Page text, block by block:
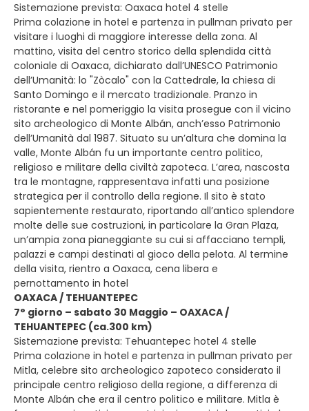
Sistemazione prevista: Oaxaca hotel 4 stelle
Prima colazione in hotel e partenza in pullman privato per
visitare i luoghi di maggiore interesse della zona. Al
mattino, visita del centro storico della splendida città
coloniale di Oaxaca, dichiarato dall’UNESCO Patrimonio
dell’Umanità: lo "Zòcalo" con la Cattedrale, la chiesa di
Santo Domingo e il mercato tradizionale. Pranzo in
ristorante e nel pomeriggio la visita prosegue con il vicino
sito archeologico di Monte Albán, anch’esso Patrimonio
dell’Umanità dal 1987. Situato su un’altura che domina la
valle, Monte Albán fu un importante centro politico,
religioso e militare della civiltà zapoteca. L’area, nascosta
tra le montagne, rappresentava infatti una posizione
strategica per il controllo della regione. Il sito è stato
sapientemente restaurato, riportando all’antico splendore
molte delle sue costruzioni, in particolare la Gran Plaza,
un’ampia zona pianeggiante su cui si affacciano templi,
palazzi e campi destinati al gioco della pelota. Al termine
della visita, rientro a Oaxaca, cena libera e
pernottamento in hotel
OAXACA / TEHUANTEPEC
7° giorno – sabato 30 Maggio – OAXACA /
TEHUANTEPEC (ca.300 km)
Sistemazione prevista: Tehuantepec hotel 4 stelle
Prima colazione in hotel e partenza in pullman privato per
Mitla, celebre sito archeologico zapoteco considerato il
principale centro religioso della regione, a differenza di
Monte Albán che era il centro politico e militare. Mitla è